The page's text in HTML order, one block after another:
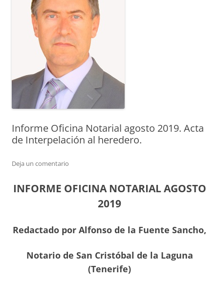
Informe Oficina Notarial agosto 2019. Acta
de Interpelación al heredero.
Deja un comentario
INFORME OFICINA NOTARIAL AGOSTO
2019
Redactado por Alfonso de la Fuente Sancho,
Notario de San Cristóbal de la Laguna
(Tenerife)